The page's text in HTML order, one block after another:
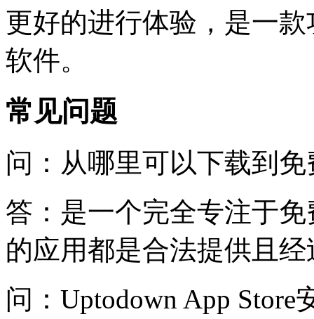
更好的进行体验，是一
软件。
常见问题
问：从哪里可以下载到免
答：是一个完全专注于
的应用都是合法提供且
问：Uptodown App Store